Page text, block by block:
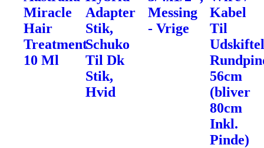
Miracle
Hair
Treatment
10 Ml
Adapter
Stik,
Schuko
Til Dk
Stik,
Hvid
Messing
- Vrige
Kabel
Til
56cm
(bliver
80cm
Inkl.
Pinde)